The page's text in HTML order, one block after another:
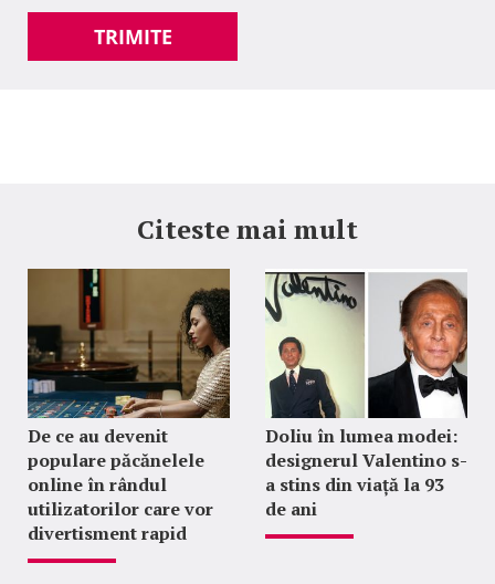
TRIMITE
Citeste mai mult
De ce au devenit
populare păcănelele
online în rândul
utilizatorilor care vor
divertisment rapid
Doliu în lumea modei:
designerul Valentino s-
a stins din viață la 93
de ani